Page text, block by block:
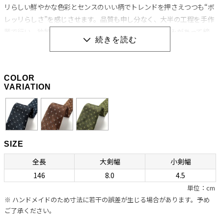
リらしい鮮やかな色彩とセンスのいい柄でトレンドを押さえつつも“ボ
レッリらしさ”を感じさせます。品質も申し分なく、大半の工程を手作
めやすく、やわらかいのに緩まないネクタイに仕上げられています。
クタイを形作る重要な要素です。
職人の手作業と独特の縫製法によって生み出される
「極上の締め心地」
ネクタイの良し悪しを左右する“作り”ですが、ボレッリの品なので全
幅の信頼が置けます。自社のシャツに合わせるためのネクタイを用意
しているカミチェリアは少なくありませんが、他社に外注していると
ころが多いのが事実。それに対しボレッリでは、ネクタイ専門の職人
を抱え、型紙の作成から生地の裁断・縫製に至るまで、すべてをイタリ
アの自社工場で行っています。世界中で称賛されているハンドメイド
COLOR
VARIATION
SIZE
全長 大剣幅
小剣幅
146
8.0 4.5
単位：cm
※ ハンドメイドのため寸法に若干の誤差が生じる場合があります。予め
ご了承ください。